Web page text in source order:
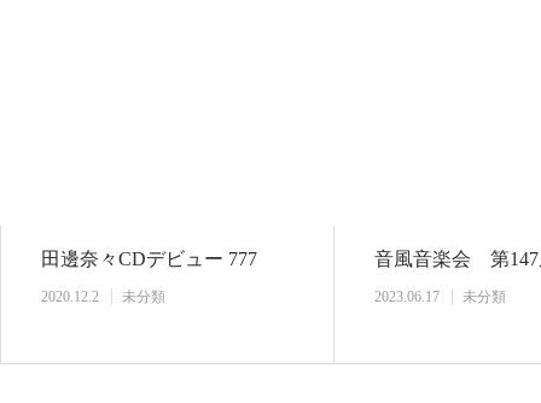
田邊奈々CDデビュー 777
2020.12.2 未分類
音風音楽会 第147
2023.06.17 未分類